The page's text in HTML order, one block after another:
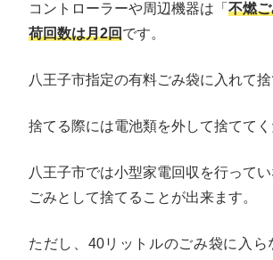
コントローラーや周辺機器は「 不燃
荷回数は月2回です。
八王子市指定の有料ごみ袋に入れて捨
捨てる際には電池類を外して捨ててく
八王子市では小型家電回収を行って
ごみとして捨てることが出来ます。
ただし、40リットルのごみ袋に入ら